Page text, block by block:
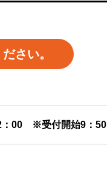
さい。
：00 ※受付開始9：50